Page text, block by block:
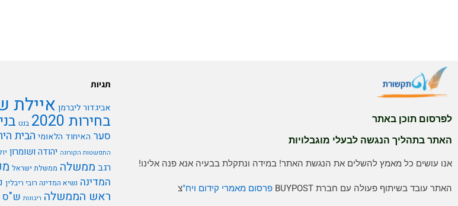
לפרסום תוכן באתר
האתר בתהליך הנגשה לבעלי מוגבלויות
אנו עושים כל מאמץ להשלים את הנגשת האתר! במידה ונתקלת בבעיה אנא פנה אלינו!
האתר עובד בשיתוף פעולה עם חברת BUYPOST פרסום מאמרי קידום ויח"צ
תגיות
אביגדור ליברמן איילת
בחירות 2020 בנט
סער האיחוד הלאומי הבית
התפשטות הקורונה יהודה ושומרון
רגב ממשלה ממשלת ישראל
המדינה נשיא המדינה רובי ריבלין
ראש הממשלה ריבונות ש"ס